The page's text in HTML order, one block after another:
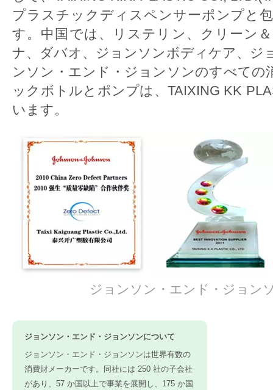
プラスチックディスペンサーポンプと
す。中国では、リステリン、クリーン
ナ、ダバオ、ジョンソンボディケア、ジ
ンソン・エンド・ジョンソンのすべての
ックボトルとポンプは、TAIXING KK
います。
ジョンソン・エンド・ジョン
ジョンソン・エンド・ジョンソンについて
ジョンソン・エンド・ジョンソンは世界有数の
消費財メーカーです。同社には 250 社の子会社
があり、57 か国以上で事業を展開し、175 か国